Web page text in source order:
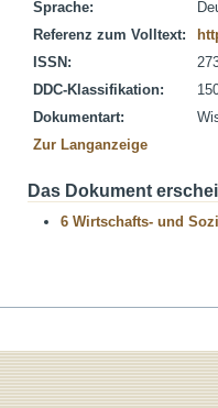
Sprache:
Referenz zum Volltext:
ISSN:
DDC-Klassifikation:
Dokumentart:
Zur Langanzeige
Das Dokument
6 Wirtschafts- und